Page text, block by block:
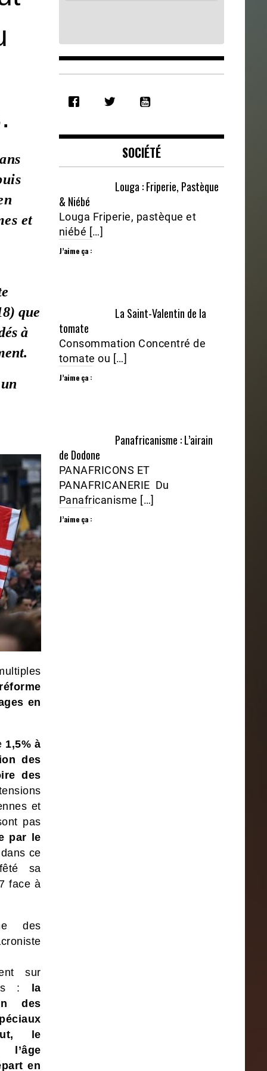
et
que
à
en
1,5% à
des
des
et
pas
par le
ce
sa
face à
des
sur
: la
des
le
l’âge
en
RSS FEED
EMBED
SOCIÉTÉ
Louga : Friperie, Pastèque
& Niébé
Louga Friperie, pastèque et
niébé […]
J’aime ça :
La Saint-Valentin de la
tomate
Consommation Concentré de
tomate ou […]
J’aime ça :
Panafricanisme : L’airain
de Dodone
PANAFRICONS ET
PANAFRICANERIE Du
Panafricanisme […]
J’aime ça :